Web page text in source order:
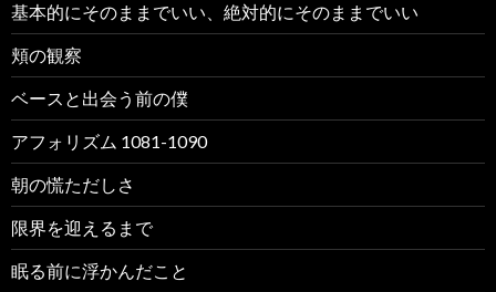
基本的にそのままでいい、絶対的にそのままでいい
頬の観察
ベースと出会う前の僕
アフォリズム 1081-1090
朝の慌ただしさ
限界を迎えるまで
眠る前に浮かんだこと